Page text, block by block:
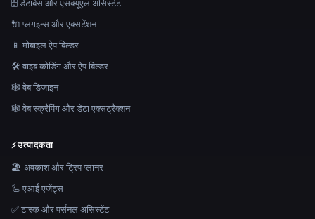
🗄️ डेटाबेस और एसक्यूएल असिस्टेंट
🔌 प्लगइन्स और एक्सटेंशन
📱 मोबाइल ऐप बिल्डर
🛠️ वाइब कोडिंग और ऐप बिल्डर
🕸 वेब डिजाइन
🕸️ वेब स्क्रैपिंग और डेटा एक्सट्रैक्शन
⚡उत्पादकता
🏖 अवकाश और ट्रिप प्लानर
🦾 एआई एजेंट्स
✅ टास्क और पर्सनल असिस्टेंट